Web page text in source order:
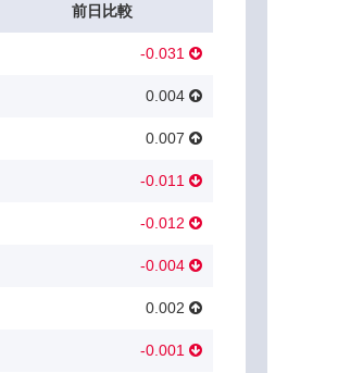
前日比較
-0.031
0.004
0.007
-0.011
-0.012
-0.004
0.002
-0.001